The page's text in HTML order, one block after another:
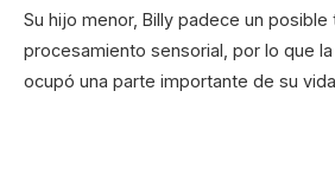
Su hijo menor, Billy padece un posible
procesamiento sensorial, por lo que
ocupó una parte importante de su